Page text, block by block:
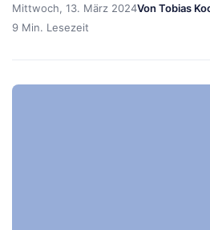
Mittwoch, 13. März 2024Von Tobias
9 Min. Lesezeit